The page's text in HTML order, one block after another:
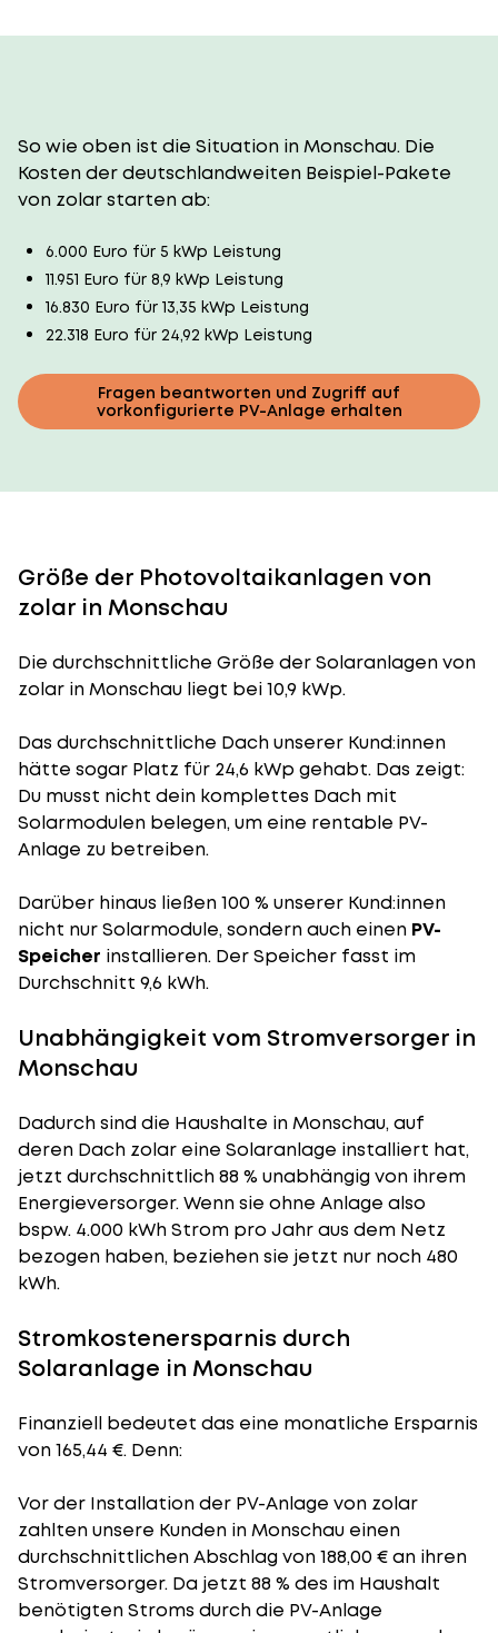
So wie oben ist die Situation in Monschau. Die
Kosten der deutschlandweiten Beispiel-Pakete
von zolar starten ab:
6.000 Euro für 5 kWp Leistung
11.951 Euro für 8,9 kWp Leistung
16.830 Euro für 13,35 kWp Leistung
22.318 Euro für 24,92 kWp Leistung
Fragen beantworten und Zugriff auf
vorkonfigurierte PV-Anlage erhalten
Größe der Photovoltaikanlagen von
zolar in Monschau
Die durchschnittliche Größe der Solaranlagenvon
zolar in Monschau liegt bei 10,9 kWp.
Das durchschnittliche Dach unserer Kund:innen
hätte sogar Platz für 24,6 kWp gehabt. Das zeigt:
Du musst nicht dein komplettes Dach mit
Solarmodulen belegen, um eine rentable PV-
Anlage zu betreiben.
Darüber hinaus ließen 100 % unserer Kund:innen
nicht nur Solarmodule, sondern auch einen PV-
Speicher installieren. Der Speicher fasst im
Durchschnitt 9,6 kWh.
Unabhängigkeit vom Stromversorger in
Monschau
Dadurch sind die Haushalte in Monschau, auf
deren Dach zolar eine Solaranlage installiert hat,
jetzt durchschnittlich 88 % unabhängig von ihrem
Energieversorger. Wenn sie ohne Anlage also
bspw. 4.000 kWh Strom pro Jahr aus dem Netz
bezogen haben, beziehen sie jetzt nur noch 480
kWh.
Stromkostenersparnis durch
Solaranlage in Monschau
Finanziell bedeutet das eine monatliche Ersparnis
von 165,44 €. Denn:
Vor der Installation der PV-Anlage von zolar
zahlten unsere Kunden in Monschau einen
durchschnittlichen Abschlag von 188,00 € an ihren
Stromversorger. Da jetzt 88 % des im Haushalt
benötigten Stroms durch die PV-Anlage